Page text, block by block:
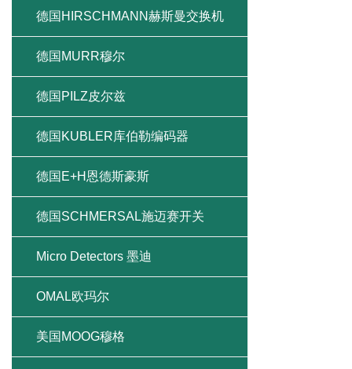
德国HIRSCHMANN赫斯曼交换机
德国MURR穆尔
德国PILZ皮尔兹
德国KUBLER库伯勒编码器
德国E+H恩德斯豪斯
德国SCHMERSAL施迈赛开关
Micro Detectors 墨迪
OMAL欧玛尔
美国MOOG穆格